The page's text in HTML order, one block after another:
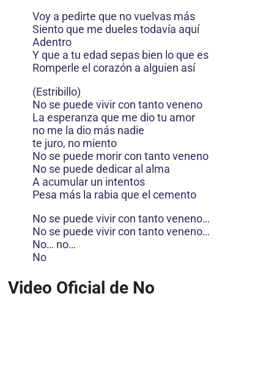
Voy a pedirte que no vuelvas más
Siento que me dueles todavía aquí
Adentro
Y que a tu edad sepas bien lo que es
Romperle el corazón a alguien así
(Estribillo)
No se puede vivir con tanto veneno
La esperanza que me dio tu amor
no me la dio más nadie
te juro, no miento
No se puede morir con tanto veneno
No se puede dedicar al alma
A acumular un intentos
Pesa más la rabia que el cemento
No se puede vivir con tanto veneno…
No se puede vivir con tanto veneno…
No… no…
No
Video Oficial de No